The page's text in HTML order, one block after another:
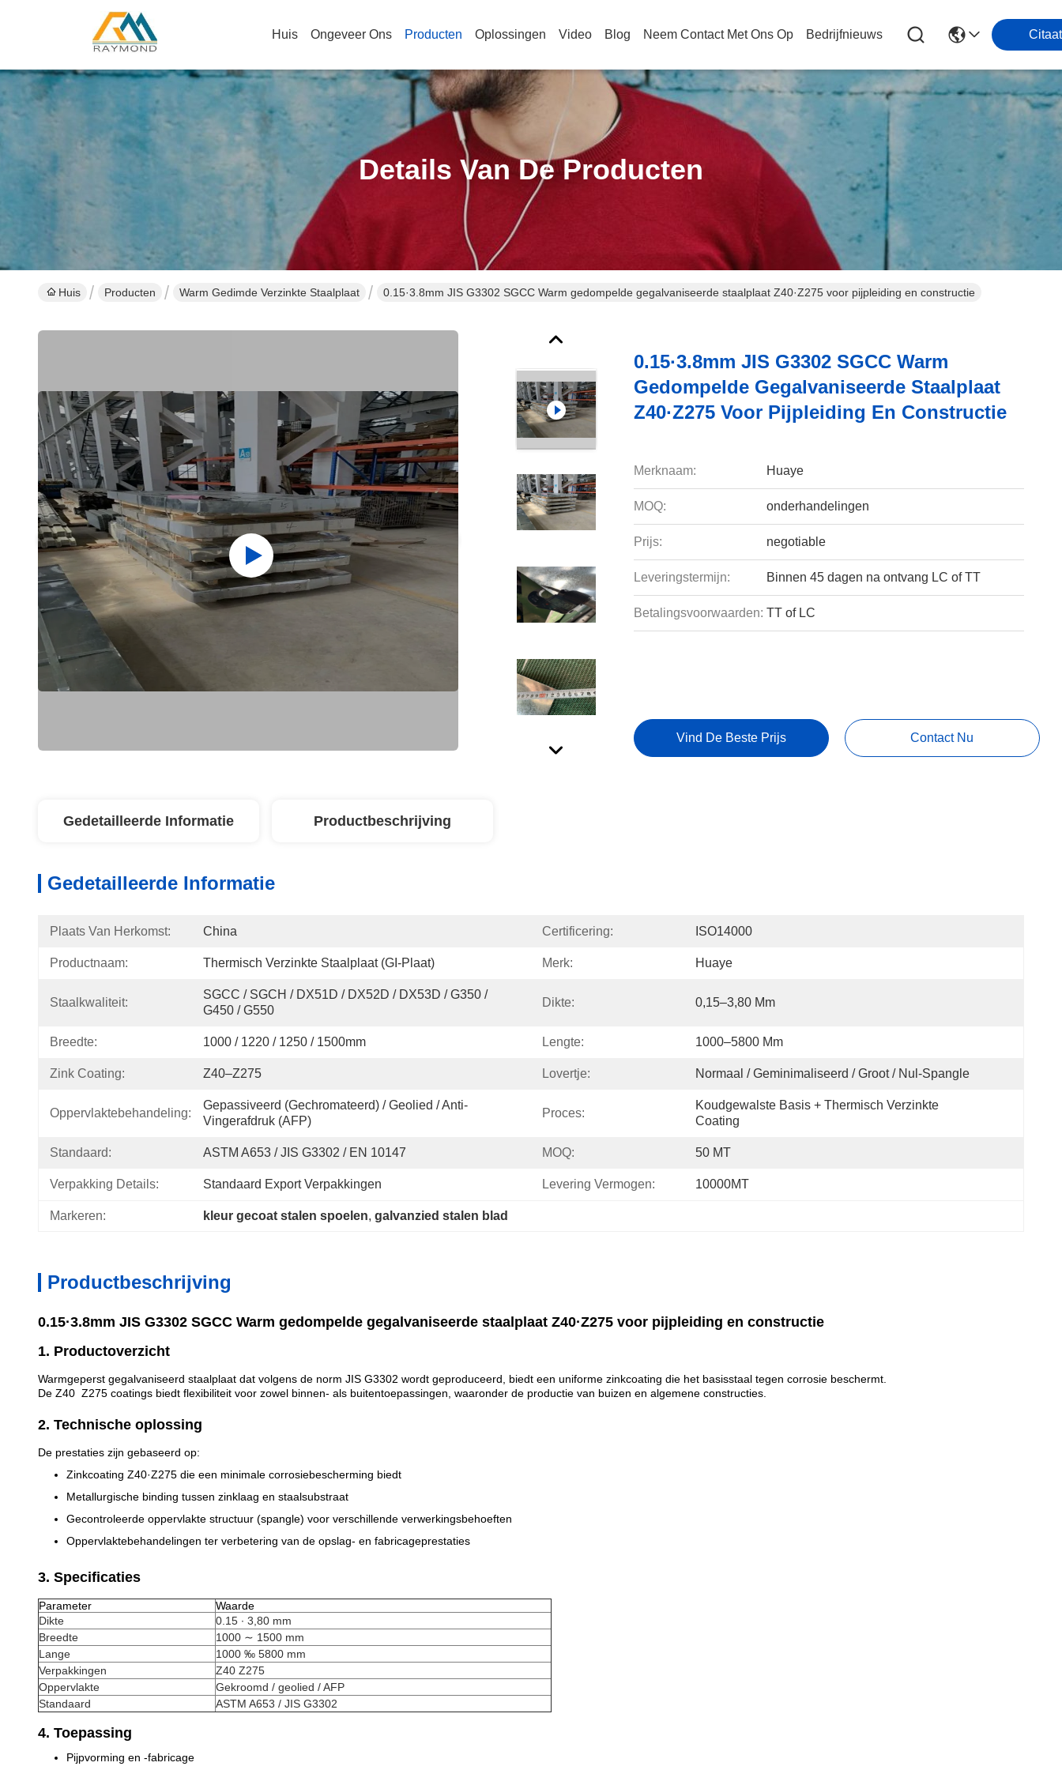
Huis Ongeveer Ons Producten Oplossingen Video Blog Neem Contact Met Ons Op Bedrijfnieuws Citaat
Details Van De Producten
Huis Producten Warm Gedimde Verzinkte Staalplaat 0.15·3.8mm JIS G3302 SGCC Warm gedompelde gegalvaniseerde staalplaat Z40·Z275 voor pijpleiding en constructie
0.15·3.8mm JIS G3302 SGCC Warm
Gedompelde Gegalvaniseerde Staalplaat
Z40·Z275 Voor Pijpleiding En Constructie
Merknaam: Huaye
MOQ: onderhandelingen
Prijs: negotiable
Leveringstermijn: Binnen 45 dagen na ontvang LC of TT
Betalingsvoorwaarden: TT of LC
Vind De Beste Prijs Contact Nu
Gedetailleerde Informatie Productbeschrijving
Gedetailleerde Informatie
Plaats Van Herkomst: China Certificering: ISO14000
Productnaam: Thermisch Verzinkte Staalplaat (GI-Plaat) Merk: Huaye
Staalkwaliteit:
SGCC / SGCH / DX51D / DX52D / DX53D / G350 /
G450 / G550
Dikte: 0,15–3,80 Mm
Breedte: 1000 / 1220 / 1250 / 1500mm Lengte: 1000–5800 Mm
Zink Coating: Z40–Z275 Lovertje: Normaal / Geminimaliseerd / Groot / Nul-Spangle
Oppervlaktebehandeling:
Gepassiveerd (gechromateerd) / Geolied / Anti-
Vingerafdruk (AFP)
Proces:
Koudgewalste Basis + Thermisch Verzinkte
Coating
Standaard: ASTM A653 / JIS G3302 / EN 10147 MOQ: 50 MT
Verpakking Details: Standaard Export Verpakkingen Levering Vermogen: 10000MT
Markeren: kleur gecoat stalen spoelen, galvanzied stalen blad
Productbeschrijving
0.15·3.8mm JIS G3302 SGCC Warm gedompelde gegalvaniseerde staalplaat Z40·Z275 voor pijpleiding en constructie
1. Productoverzicht
Warmgeperst gegalvaniseerd staalplaat dat volgens de norm JIS G3302 wordt geproduceerd, biedt een uniforme zinkcoating die het basisstaal tegen corrosie beschermt.
De Z40  Z275 coatings biedt flexibiliteit voor zowel binnen- als buitentoepassingen, waaronder de productie van buizen en algemene constructies.
2. Technische oplossing
De prestaties zijn gebaseerd op:
Zinkcoating Z40·Z275 die een minimale corrosiebescherming biedt
Metallurgische binding tussen zinklaag en staalsubstraat
Gecontroleerde oppervlakte structuur (spangle) voor verschillende verwerkingsbehoeften
Oppervlaktebehandelingen ter verbetering van de opslag- en fabricageprestaties
3. Specificaties
Parameter
Waarde
Dikte
0.15 ∙ 3,80 mm
Breedte
1000 ∼ 1500 mm
Lange
1000 ‰ 5800 mm
Verpakkingen
Z40 Z275
Oppervlakte
Gekroomd / geolied / AFP
Standaard
ASTM A653 / JIS G3302
4. Toepassing
Pijpvorming en -fabricage